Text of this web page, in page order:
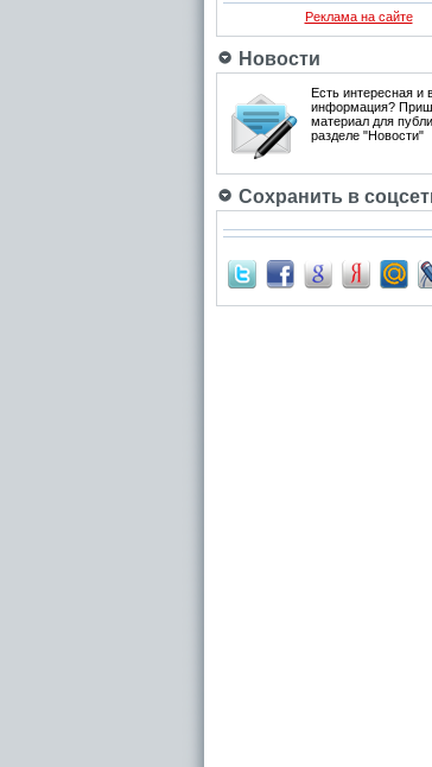
Реклама на сайте
Новости
Есть интересная и
информация?
материал для
разделе "Новости"
Сохранить в